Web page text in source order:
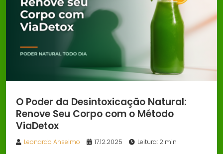
O Poder da Desintoxicação Natural:
Renove Seu Corpo com o Método
ViaDetox
Leonardo Anselmo 17.12.2025 Leitura: 2 min